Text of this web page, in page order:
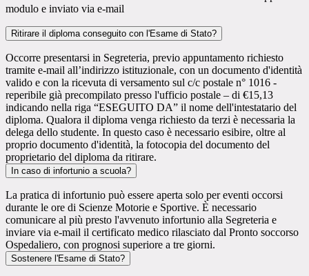
modulo e inviato via e-mail
Ritirare il diploma conseguito con l'Esame di Stato?
Occorre presentarsi in Segreteria, previo appuntamento richiesto
tramite e-mail all’indirizzo istituzionale, con un documento d'identità
valido e con la ricevuta di versamento sul c/c postale n° 1016 -
reperibile già precompilato presso l'ufficio postale – di €15,13
indicando nella riga “ESEGUITO DA” il nome dell'intestatario del
diploma. Qualora il diploma venga richiesto da terzi è necessaria la
delega dello studente. In questo caso è necessario esibire, oltre al
proprio documento d'identità, la fotocopia del documento del
proprietario del diploma da ritirare.
In caso di infortunio a scuola?
La pratica di infortunio può essere aperta solo per eventi occorsi
durante le ore di Scienze Motorie e Sportive. È necessario
comunicare al più presto l'avvenuto infortunio alla Segreteria e
inviare via e-mail il certificato medico rilasciato dal Pronto soccorso
Ospedaliero, con prognosi superiore a tre giorni.
Sostenere l'Esame di Stato?